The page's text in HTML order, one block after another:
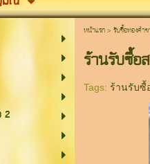
2
หน้าแรก> รับซื้อทองคำ
ร้านรับซื้อ
Tags: ร้านรับซื้